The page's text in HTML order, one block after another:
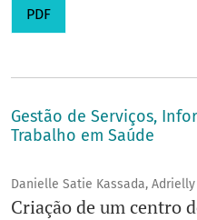
PDF
Gestão de Serviços,
Trabalho em Saúde
Danielle Satie Kassada, Adrielly
Criação de um centro